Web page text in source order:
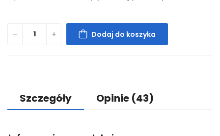
Dodaj do koszyka
Szczegóły Opinie (43)